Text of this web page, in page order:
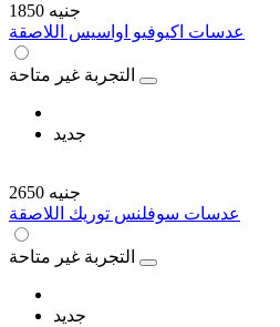
1850 جنيه
عدسات اكيوفيو اواسيس اللاصقة
التجربة غير متاحة
جديد
2650 جنيه
عدسات سوفلنس توريك اللاصقة
التجربة غير متاحة
جديد